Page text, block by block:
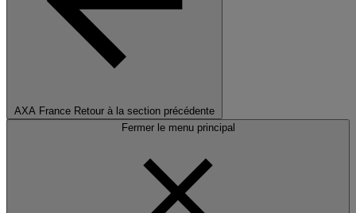
AXA France Retour à la section précédente
Fermer le menu principal